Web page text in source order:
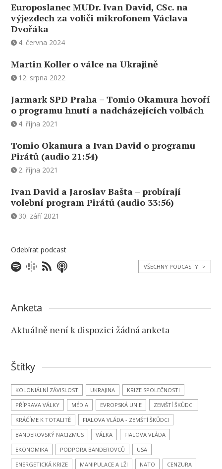
Europoslanec MUDr. Ivan David, CSc. na
výjezdech za voliči mikrofonem Václava
Dvořáka
4. června 2024
Martin Koller o válce na Ukrajině
12. srpna 2022
Jarmark SPD Praha – Tomio Okamura hovoří
o programu hnutí a nadcházejících volbách
4. října 2021
Tomio Okamura a Ivan David o programu
Pirátů (audio 21:54)
2. října 2021
Ivan David a Jaroslav Bašta – probírají
volební program Pirátů (audio 33:56)
30. září 2021
Odebírat podcast
VŠECHNY PODCASTY >
Anketa
Aktuálně není k dispozici žádná anketa
Štítky
KOLONIÁLNÍ ZÁVISLOST UKRAJINA
KRIZE SPOLEČNOSTI
PŘÍPRAVA VÁLKY
MÉDIA EVROPSKÁ UNIE
ZEMŠTÍ ŠKŮDCI
KRÁČÍME K TOTALITĚ
FIALOVA VLÁDA - ZEMŠTÍ ŠKŮDCI
BANDEROVSKÝ NACIZMUS
VÁLKA
FIALOVA VLÁDA
EKONOMIKA
PODPORA BANDEROVCŮ
USA
ENERGETICKÁ KRIZE
MANIPULACE A LŽI NATO
CENZURA